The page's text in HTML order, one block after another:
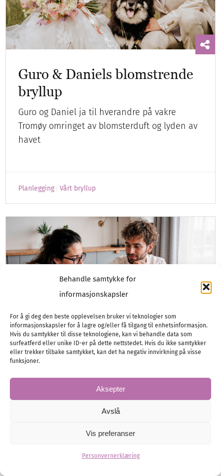
Behandle samtykke for
informasjonskapsler
For å gi deg den beste opplevelsen bruker vi teknologier som
informasjonskapsler for å lagre og/eller få tilgang til enhetsinformasjon.
Hvis du samtykker til disse teknologiene, kan vi behandle data som
surfeatferd eller unike ID-er på dette nettstedet. Hvis du ikke samtykker
eller trekker tilbake samtykket, kan det ha negativ innvirkning på visse
funksjoner.
Aksepter
Avslå
Vis preferanser
Personvernerklæring
Guro & Daniels blomstrende
bryllup
Guro og Daniel ja til hverandre på vakre
Tromøy omringet av blomsterduft og lyden av
havet
Planlegging Vårt bryllup
Hva bør du tenke på før du
Juridikk, økonomi og praktiske ting å ordne